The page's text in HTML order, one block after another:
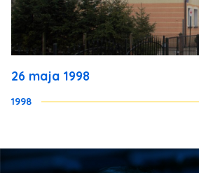
26 maja 1998
1998